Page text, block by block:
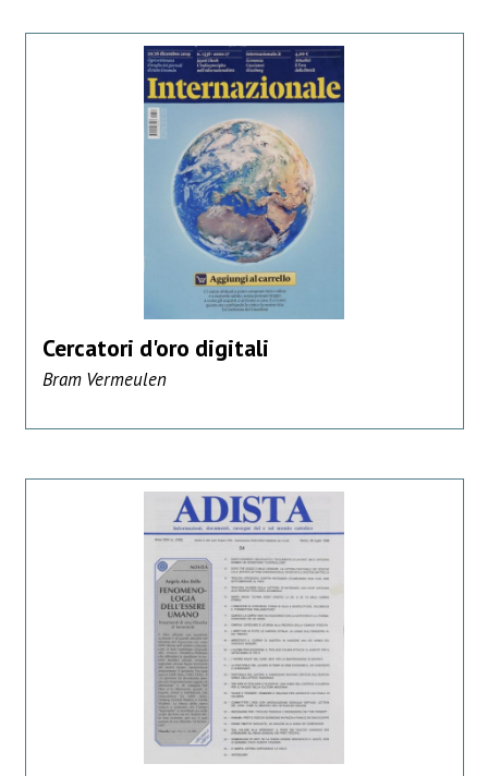
Cercatori d'oro digitali
Bram Vermeulen